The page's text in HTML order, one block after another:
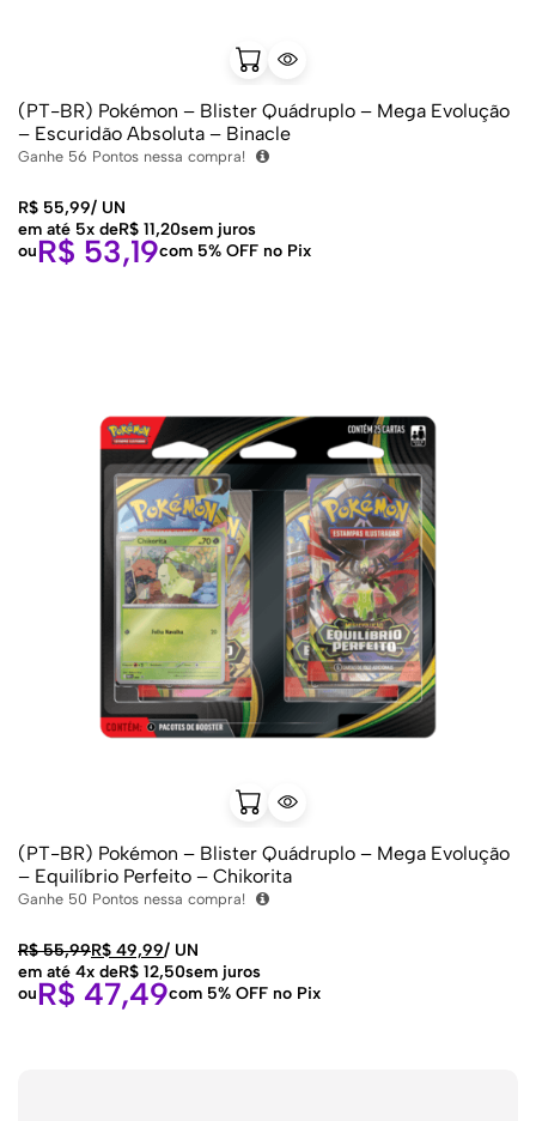
(PT-BR) Pokémon – Blister Quádruplo – Mega Evolução
– Escuridão Absoluta – Binacle
Ganhe 56 Pontos nessa compra!
R$ 55,99/ UN
em até 5x deR$ 11,20sem juros
ouR$ 53,19com 5% OFF no Pix
(PT-BR) Pokémon – Blister Quádruplo – Mega Evolução
– Equilíbrio Perfeito – Chikorita
Ganhe 50 Pontos nessa compra!
R$55,99R$ 49,99/ UN
em até 4x deR$ 12,50sem juros
ouR$ 47,49com 5% OFF no Pix